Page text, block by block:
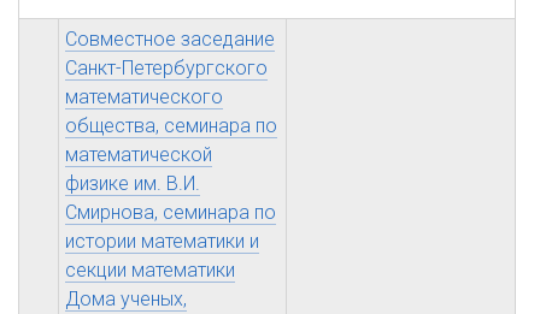
Совместное заседание
Санкт-Петербургского
математического
общества, семинара по
математической
физике им. В.И.
Смирнова, семинара по
истории математики и
секции математики
Дома ученых,